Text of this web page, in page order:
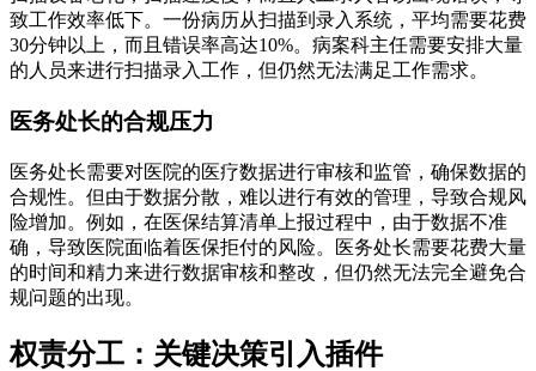
致工作效率低下。一份病历从扫描到录入系统，平均需要花费
30分钟以上，而且错误率高达10%。病案科主任需要安排大量
的人员来进行扫描录入工作，但仍然无法满足工作需求。
医务处长的合规压力
医务处长需要对医院的医疗数据进行审核和监管，确保数据的
合规性。但由于数据分散，难以进行有效的管理，导致合规风
险增加。例如，在医保结算清单上报过程中，由于数据不准
确，导致医院面临着医保拒付的风险。医务处长需要花费大量
的时间和精力来进行数据审核和整改，但仍然无法完全避免合
规问题的出现。
权责分工：关键决策引入插件